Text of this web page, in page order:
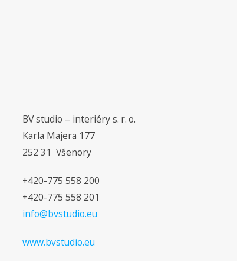
BV studio – interiéry s. r. o.
Karla Majera 177
252 31 Všenory
+420-775 558 200
+420-775 558 201
info@bvstudio.eu
www.bvstudio.eu